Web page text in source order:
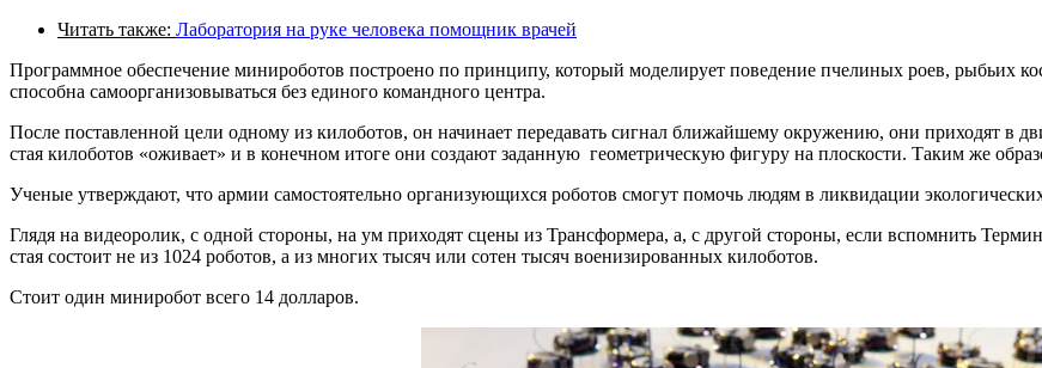
Читать также: Лаборатория на руке человека помощник врачей
Программное обеспечение минироботов построено по принципу, который моделирует поведение пчелиных роев, рыбьих
способна самоорганизовываться без единого командного центра.
После поставленной цели одному из килоботов, он начинает передавать сигнал ближайшему окружению, они приходят в
стая килоботов «оживает» и в конечном итоге они создают заданную геометрическую фигуру на плоскости. Таким же
Ученые утверждают, что армии самостоятельно организующихся роботов смогут помочь людям в ликвидации
Глядя на видеоролик, с одной стороны, на ум приходят сцены из Трансформера, а, с другой стороны, если вспомнить
стая состоит не из 1024 роботов, а из многих тысяч или сотен тысяч военизированных килоботов.
Стоит один миниробот всего 14 долларов.